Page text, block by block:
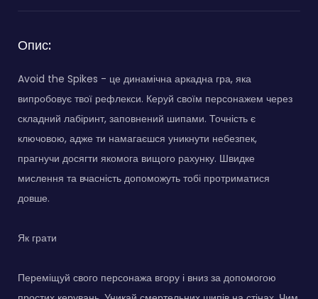
Опис:
Avoid the Spikes - це динамічна аркадна гра, яка
випробовує твої рефлекси. Керуй своїм персонажем через
складний лабіринт, заповнений шипами. Точність є
ключовою, адже ти намагаєшся уникнути небезпек,
прагнучи досягти якомога вищого рахунку. Швидке
мислення та вчасність допоможуть тобі протриматися
довше.
Як грати
Переміщуй свого персонажа вгору і вниз за допомогою